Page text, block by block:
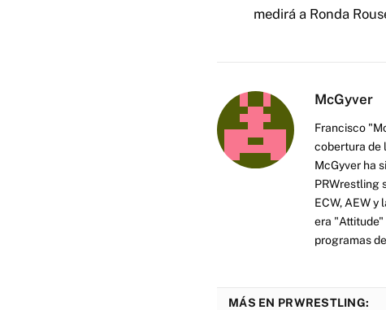
medirá a Ronda
McGyver
Francisco
cobertura de
McGyver ha
PRWrestling
ECW, AEW
era "Attitude"
programas
MÁS EN PRWRESTLING: